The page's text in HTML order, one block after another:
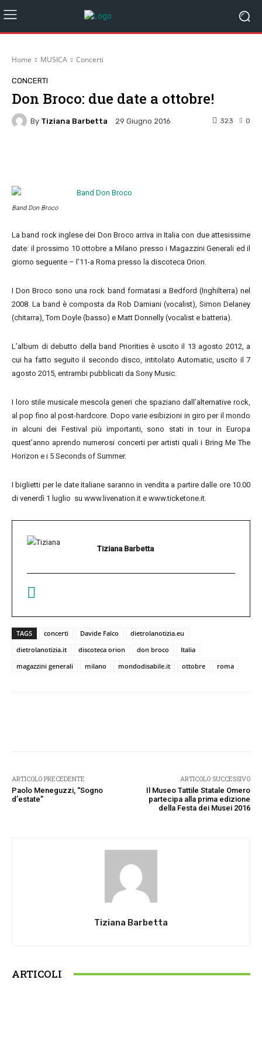
Home MUSICA Concerti
CONCERTI
Don Broco: due date a ottobre!
By Tiziana Barbetta 29 Giugno 2016 0
323
Band Don Broco
La band rock inglese dei Don Broco arriva in Italia con due attesissime
date: il prossimo 10 ottobre a Milano presso i Magazzini Generali ed il
giorno seguente – l’11-a Roma presso la discoteca Orion.
I Don Broco sono una rock band formatasi a Bedford (Inghilterra) nel
2008. La band è composta da Rob Damiani (vocalist), Simon Delaney
(chitarra), Tom Doyle (basso) e Matt Donnelly (vocalist e batteria).
L’album di debutto della band Priorities è uscito il 13 agosto 2012, a
cui ha fatto seguito il secondo disco, intitolato Automatic, uscito il 7
agosto 2015, entrambi pubblicati da Sony Music.
I loro stile musicale mescola generi che spaziano dall’alternative rock,
al pop fino al post-hardcore. Dopo varie esibizioni in giro per il mondo
in alcuni dei Festival più importanti, sono stati in tour in Europa
quest’anno aprendo numerosi concerti per artisti quali i Bring Me The
Horizon e i 5 Seconds of Summer.
I biglietti per le date italiane saranno in vendita a partire dalle ore 10.00
di venerdì 1 luglio su www.livenation.it e www.ticketone.it.
Tiziana Barbetta
TAGS concerti Davide Falco
dietrolanotizia.eu
dietrolanotizia.it
discoteca orion don broco
Italia
magazzini generali
milano mondodisabile.it ottobre roma
ARTICOLO PRECEDENTE
Paolo Meneguzzi, “Sogno
d’estate”
ARTICOLO SUCCESSIVO
Il Museo Tattile Statale Omero
partecipa alla prima edizione
della Festa dei Musei 2016
Tiziana Barbetta
ARTICOLI